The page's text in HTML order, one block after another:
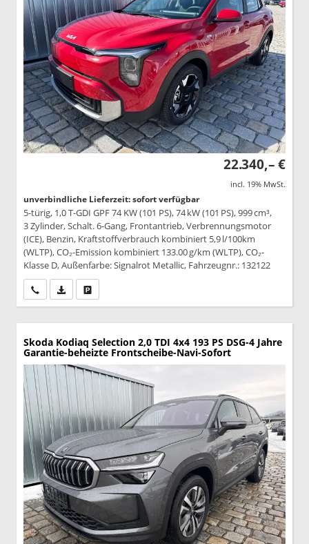
22.340,– €
incl. 19% MwSt.
unverbindliche Lieferzeit: sofort verfügbar
5-türig, 1,0 T-GDI GPF 74 KW (101 PS), 74 kW (101 PS), 999 cm³,
3 Zylinder, Schalt. 6-Gang, Frontantrieb, Verbrennungsmotor
(ICE), Benzin, Kraftstoffverbrauch kombiniert 5,9 l/100km
(WLTP), CO₂-Emission kombiniert 133.00 g/km (WLTP), CO₂-
Klasse D, Außenfarbe: Signalrot Metallic, Fahrzeugnr.: 132122
Wir rufen Sie anPDF-Datei, Fahrzeugexposé drucken
Skoda Kodiaq Selection 2,0 TDI 4x4 193 PS DSG-4 Jahre
Garantie-beheizte Frontscheibe-Navi-Sofort